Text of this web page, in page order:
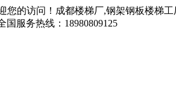
您的访问！成都楼梯厂,钢架钢板楼梯
国服务热线：18980809125